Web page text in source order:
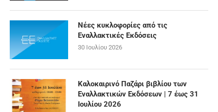
Νέες κυκλοφορίες από τις
Εναλλακτικές Εκδόσεις
30 Ιουλίου 2026
Καλοκαιρινό Παζάρι βιβλίου των
Εναλλακτικών Εκδόσεων | 7 έως 31
Ιουλίου 2026